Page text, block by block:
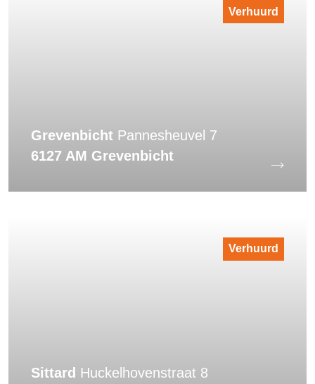
Grevenbicht Pannesheuvel 7
6127 AM Grevenbicht
Verhuurd
Sittard Huckelhovenstraat 8
Verhuurd